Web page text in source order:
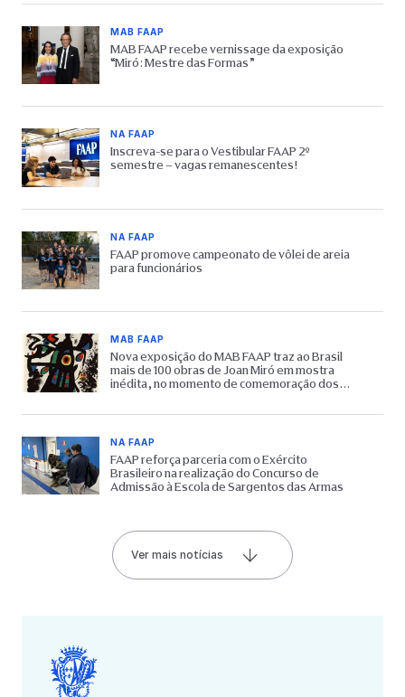
MAB FAAP
MAB FAAP recebe vernissage da exposição
“Miró: Mestre das Formas”
NA FAAP
Inscreva-se para o Vestibular FAAP 2º
semestre – vagas remanescentes!
NA FAAP
FAAP promove campeonato de vôlei de areia
para funcionários
MAB FAAP
Nova exposição do MAB FAAP traz ao Brasil
mais de 100 obras de Joan Miró em mostra
inédita, no momento de comemoração dos
NA FAAP
FAAP reforça parceria com o Exército
Brasileiro na realização do Concurso de
Admissão à Escola de Sargentos das Armas
Ver mais notícias